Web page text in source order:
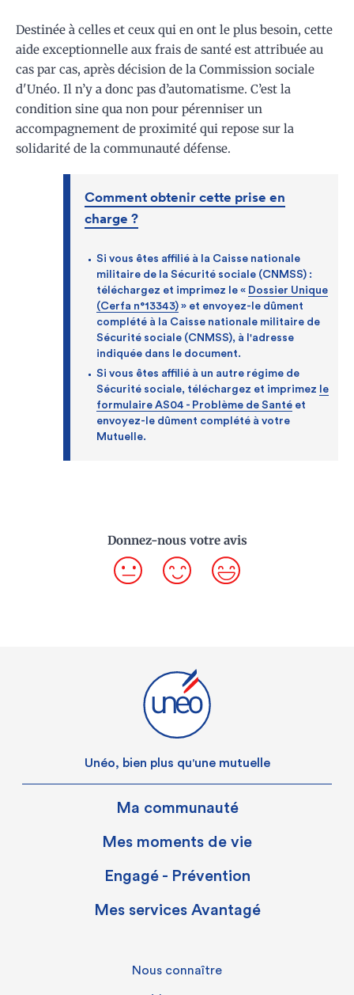
Destinée à celles et ceux qui en ont le plus besoin, cette
aide exceptionnelle aux frais de santé est attribuée au
cas par cas, après décision de la Commission sociale
d'Unéo. Il n’y a donc pas d’automatisme. C’est la
condition sine qua non pour pérenniser un
accompagnement de proximité qui repose sur la
solidarité de la communauté défense.
Comment obtenir cette prise en
charge ?
Si vous êtes affilié à la Caisse nationale
militaire de la Sécurité sociale (CNMSS) :
téléchargez et imprimez le « Dossier Unique
(Cerfa n°13343) » et envoyez-le dûment
complété à la Caisse nationale militaire de
Sécurité sociale (CNMSS), à l'adresse
indiquée dans le document.
Si vous êtes affilié à un autre régime de
Sécurité sociale, téléchargez et imprimez
le
formulaire AS04 - Problème de Santé et
envoyez-le dûment complété à votre
Mutuelle.
Donnez-nous votre avis
Unéo, bien plus qu'une mutuelle
Ma communauté
Mes moments de vie
Engagé - Prévention
Mes services Avantagé
Nous connaître